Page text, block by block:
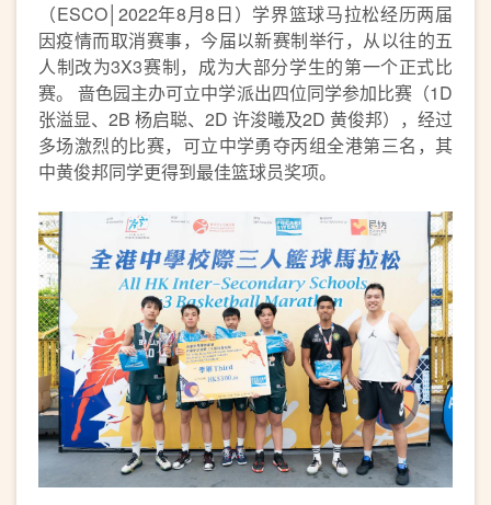
（ESCO│2022年8月8日）学界篮球马拉松经历两届
因疫情而取消赛事，今届以新赛制举行，从以往的五
人制改为3X3赛制，成为大部分学生的第一个正式比
赛。 啬色园主办可立中学派出四位同学参加比赛（1D
张溢显、2B 杨启聪、2D 许浚曦及2D 黄俊邦），经过
多场激烈的比赛，可立中学勇夺丙组全港第三名，其
中黄俊邦同学更得到最佳篮球员奖项。